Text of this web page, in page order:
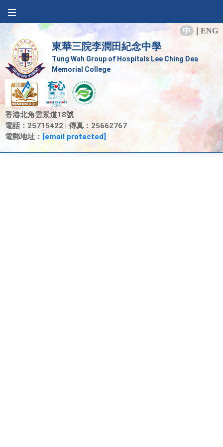
中 ENG
東華三院李潤田紀念中學
Tung Wah Group of Hospitals Lee Ching Dea
Memorial College
香港北角雲景道18號
電話：25715422 | 傳真：25662767
電郵地址： [email protected]